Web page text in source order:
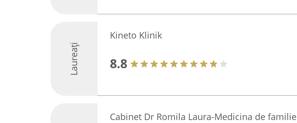
Laureați
Kineto Klinik
8.8
Cabinet Dr Romila Laura-Medicina de familie